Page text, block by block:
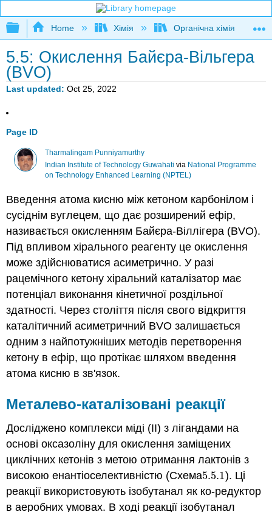
Expand/collapse global hierarchy
Home Хімія Органічна хімія
5.5: Окислення Байєра-Вільгера
(BVO)
Last updated Oct 25, 2022
Page ID
Tharmalingam Punniyamurthy
Indian Institute of Technology Guwahati via National Programme
on Technology Enhanced Learning (NPTEL)
Введення атома кисню між кетоном карбонілом і
сусіднім вуглецем, що дає розширений ефір,
називається окисленням Байєра-Віллігера (BVO).
Під впливом хірального реагенту це окислення
може здійснюватися асиметрично. У разі
рацемічного кетону хіральний каталізатор має
потенціал виконання кінетичної роздільної
здатності. Через століття після свого відкриття
каталітичний асиметричний BVO залишається
одним з найпотужніших методів перетворення
кетону в ефір, що протікає шляхом введення
атома кисню в зв'язок.
Металево-каталізовані реакції
Досліджено комплекси міді (II) з лігандами на
основі оксазоліну для окислення заміщених
циклічних кетонів з метою отримання лактонів з
високою енантіоселективністю (Схема5.5.1
5.5.1). Ці
реакції використовують ізобутанал як ко-редуктор
в аеробних умовах. В ході реакції ізобутанал